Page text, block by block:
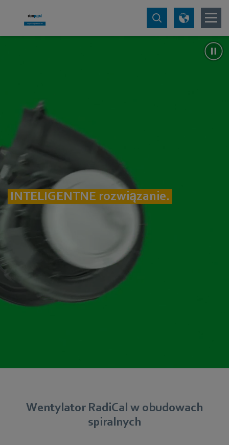
INTELIGENTNE rozwiązanie.
Wentylator RadiCal w obudowach
spiralnych